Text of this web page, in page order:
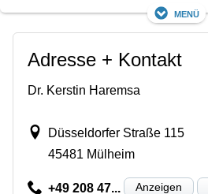
Menü
Adresse + Kontakt
Dr. Kerstin Haremsa
Düsseldorfer Straße 115
45481 Mülheim
+49 208 47... Anzeigen